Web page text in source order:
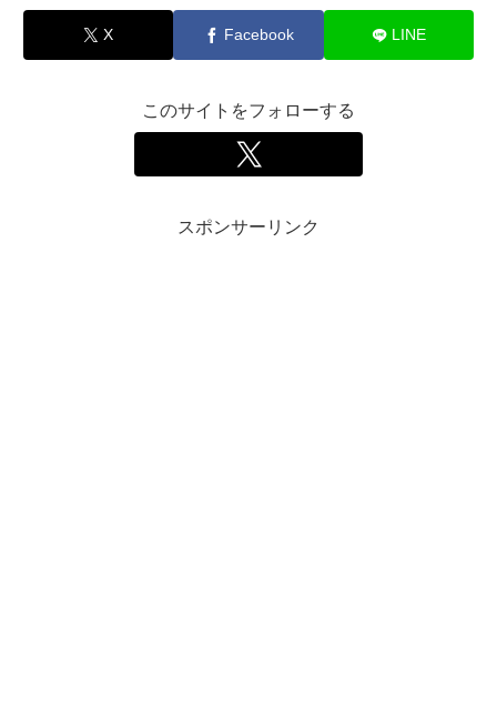
X Facebook LINE
このサイトをフォローする
スポンサーリンク